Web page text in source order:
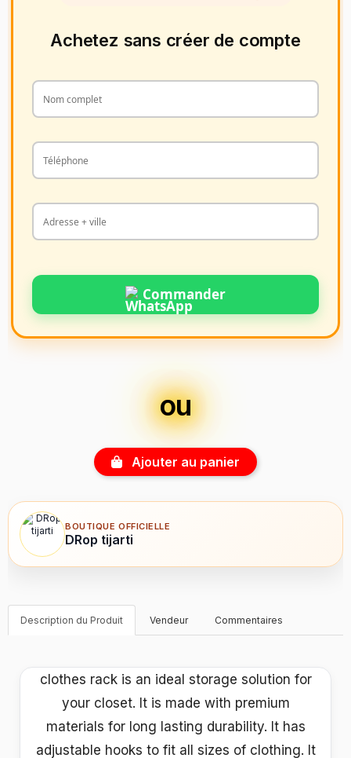
Achetez sans créer de compte
Commander
ou
Ajouter au panier
BOUTIQUE OFFICIELLE
DRop tijarti
Description du Produit Vendeur Commentaires
clothes rack is an ideal storage solution for
your closet. It is made with premium
materials for long lasting durability. It has
adjustable hooks to fit all sizes of clothing. It